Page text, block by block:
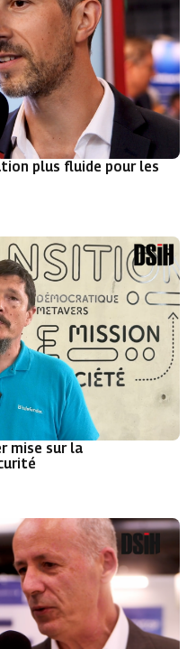
plus fluide pour les
mise sur la